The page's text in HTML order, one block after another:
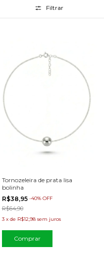
Filtrar
Tornozeleira de prata lisa
bolinha
R$38,95 -40% OFF
R$64,90
3 x de R$12,98 sem juros